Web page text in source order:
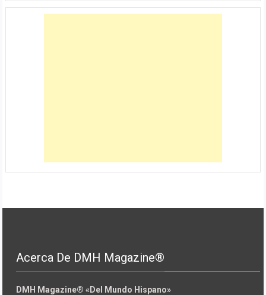
Acerca De DMH Magazine®
DMH Magazine® «Del Mundo Hispano»